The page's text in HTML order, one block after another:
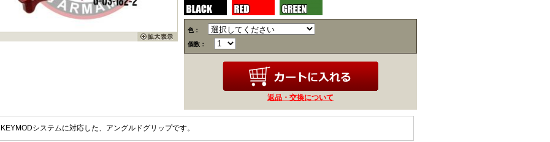
色：
個数：
返品・交換について
KEYMODシステムに対応した、アングルドグリップです。